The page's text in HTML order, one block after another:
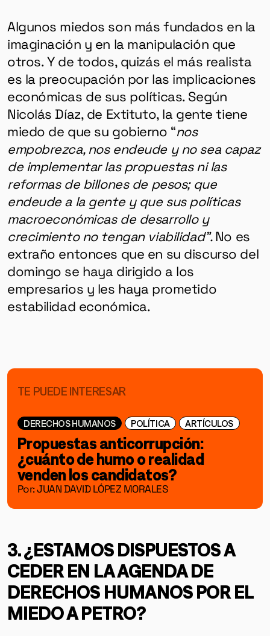
Algunos miedos son más fundados en la
imaginación y en la manipulación que
otros. Y de todos, quizás el más realista
es la preocupación por las implicaciones
económicas de sus políticas. Según
Nicolás Díaz, de Extituto, la gente tiene
miedo de que su gobierno “nos
empobrezca, nos endeude y no sea capaz
de implementar las propuestas ni las
reformas de billones de pesos; que
endeude a la gente y que sus políticas
macroeconómicas de desarrollo y
crecimiento no tengan viabilidad”.No es
extraño entonces que en su discurso del
domingo se haya dirigido a los
empresarios y les haya prometido
estabilidad económica.
TE PUEDE INTERESAR
DERECHOS HUMANOS POLÍTICA ARTÍCULOS
Propuestas anticorrupción:
¿cuánto de humo o realidad
venden los candidatos?
Por: JUAN DAVID LÓPEZ MORALES
3. ¿ESTAMOS DISPUESTOS A
CEDER EN LA AGENDA DE
DERECHOS HUMANOS POR EL
MIEDO A PETRO?